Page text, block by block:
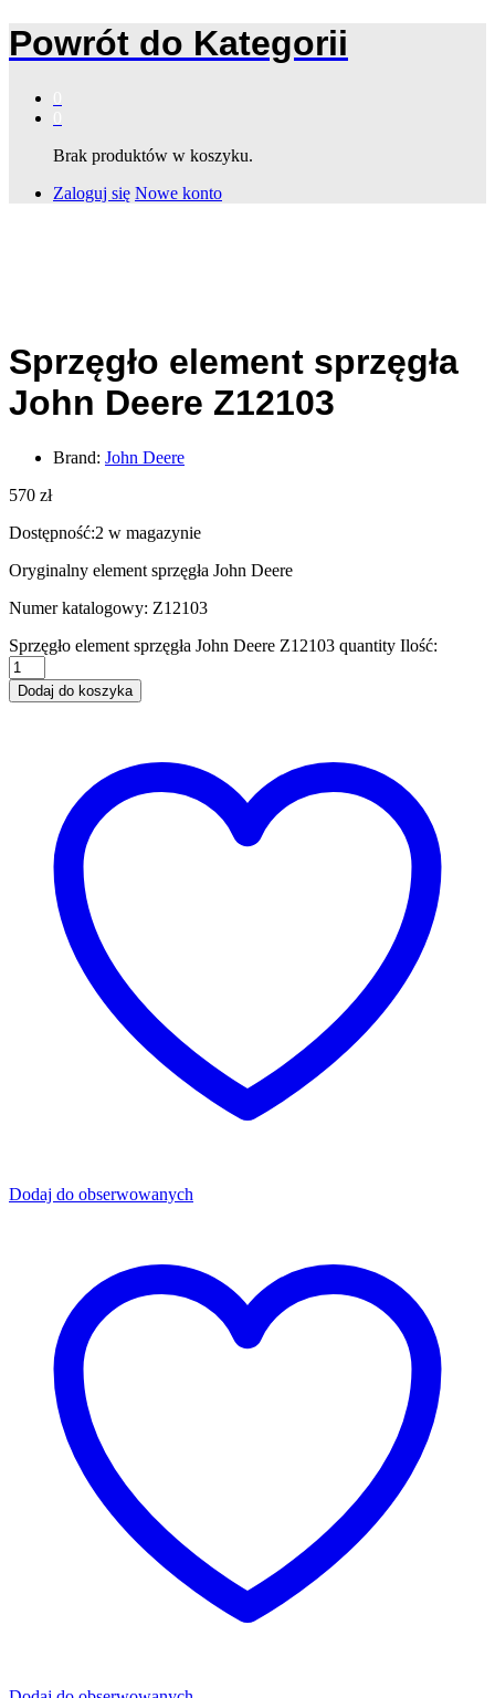
Powrót do Kategorii
Brak produktów w koszyku.
Zaloguj się Nowe konto
Sprzęgło element sprzęgła
John Deere Z12103
Brand: John Deere
570 zł
Dostępność:2 w magazynie
Oryginalny element sprzęgła John Deere
Numer katalogowy: Z12103
Sprzęgło element sprzęgła John Deere Z12103 quantity Ilość:
Dodaj do koszyka
Dodaj do obserwowanych